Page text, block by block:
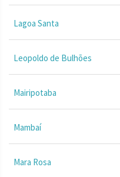
Lagoa Santa
Leopoldo de Bulhões
Mairipotaba
Mambaí
Mara Rosa